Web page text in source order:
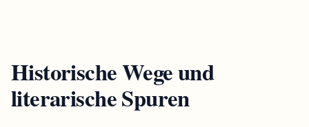
Historische Wege und
literarische Spuren